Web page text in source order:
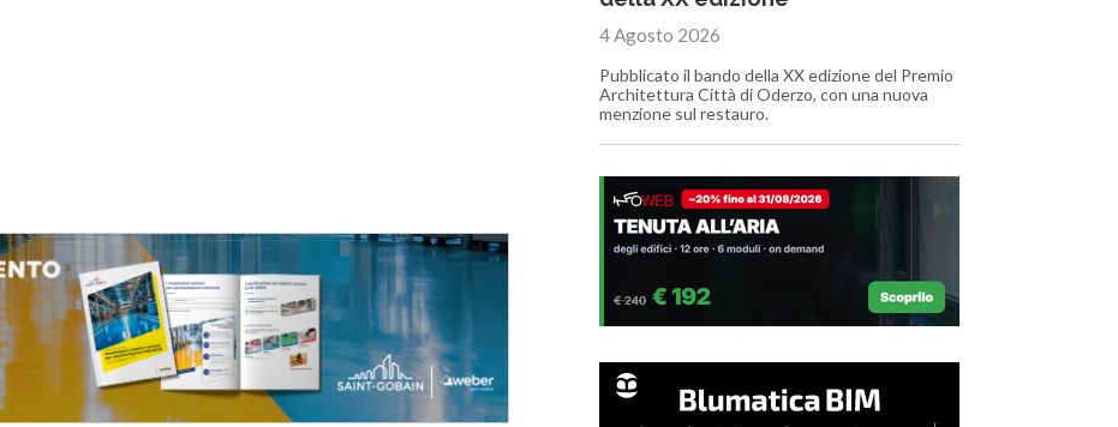
4 Agosto 2026
Pubblicato il bando della XX edizione del Premio
Architettura Città di Oderzo, con una nuova
menzione sul restauro.